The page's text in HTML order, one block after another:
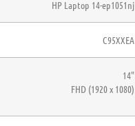
HP Laptop 14-ep1051nj
C95XXEA
"14
FHD (1920 x 1080)